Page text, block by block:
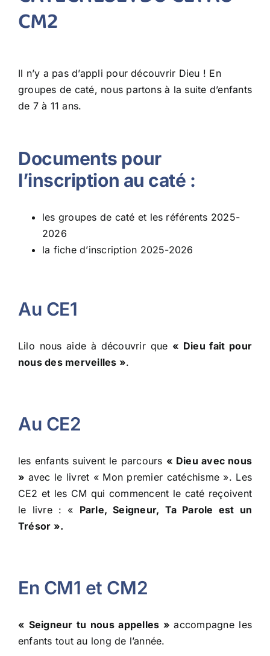
CM2
Il n’y a pas d’appli pour découvrir Dieu ! En
groupes de caté, nous partons à la suite d’enfants
de 7 à 11 ans.
Documents pour
l’inscription au caté :
les groupes de caté et les référents 2025-
2026
la fiche d’inscription 2025-2026
Au CE1
Lilo nous aide à découvrir que « Dieu fait pour
nous des merveilles ».
Au CE2
les enfants suivent le parcours « Dieu avec nous
» avec le livret « Mon premier catéchisme ». Les
CE2 et les CM qui commencent le caté reçoivent
le livre : « Parle, Seigneur, Ta Parole est un
Trésor ».
En CM1 et CM2
« Seigneur tu nous appelles »accompagne les
enfants tout au long de l’année.